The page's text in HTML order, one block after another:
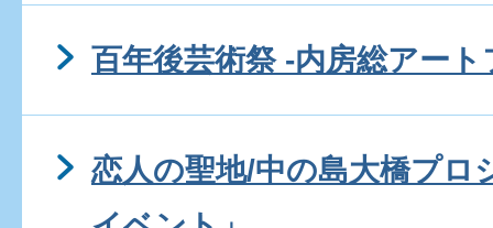
百年後芸術祭 ‐内房総アート
恋人の聖地/中の島大橋プロ